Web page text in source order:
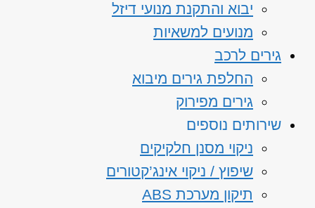
יבוא והתקנת מנועי דיזל
מנועים למשאיות
גירים לרכב
החלפת גירים מיבוא
גירים מפירוק
שירותים נוספים
ניקוי מסנן חלקיקים
שיפוץ / ניקוי אינג’קטורים
תיקון מערכת ABS